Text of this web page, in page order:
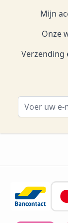
Mijn
Onze
Verzending